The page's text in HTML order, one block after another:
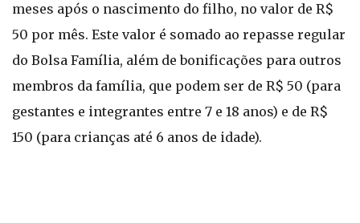
meses após o nascimento do filho, no valor de R$
50 por mês. Este valor é somado ao repasse regular
do Bolsa Família, além de bonificações para outros
membros da família, que podem ser de R$ 50 (para
gestantes e integrantes entre 7 e 18 anos) e de R$
150 (para crianças até 6 anos de idade).